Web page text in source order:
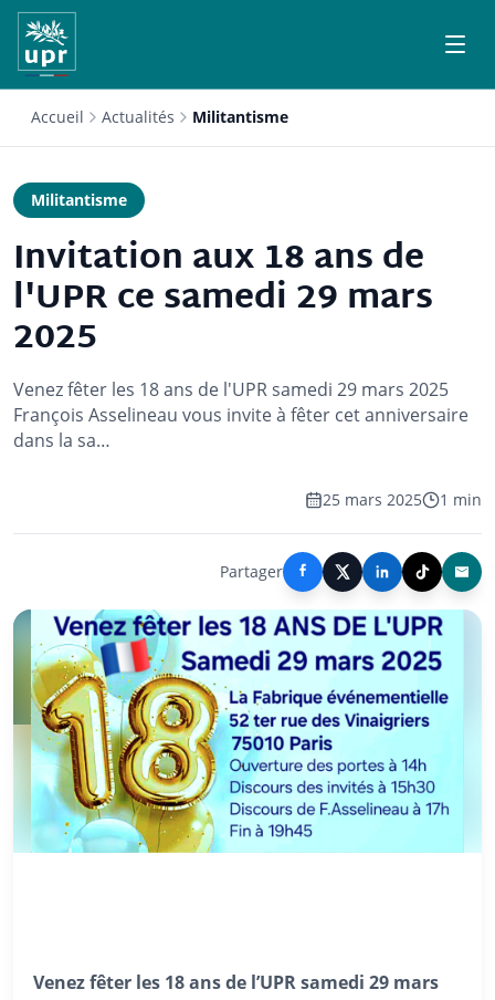
Accueil Actualités Militantisme
Militantisme
Invitation aux 18 ans de
l'UPR ce samedi 29 mars
2025
Venez fêter les 18 ans de l'UPR samedi 29 mars 2025
François Asselineau vous invite à fêter cet anniversaire
dans la sa…
25 mars 2025 1 min
Partager
Venez fêter les 18 ans de l’UPR samedi 29 mars